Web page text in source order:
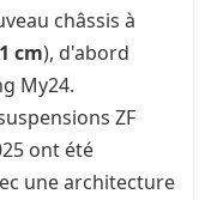
châssis à
cm), d'abord
My24.
ZF
ont été
une architecture